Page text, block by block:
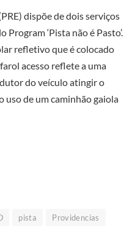
dispõe de dois serviços
‘Pista não é Pasto’.
refletivo que é colocado
acesso reflete a uma
do veículo atingir o
uso de um caminhão gaiola
pista
Providencias